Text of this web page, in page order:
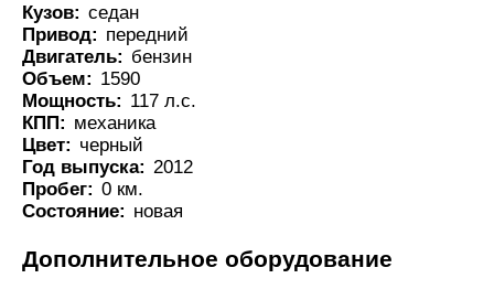
Кузов: седан
Привод: передний
Двигатель: бензин
Объем: 1590
Мощность: 117 л.с.
КПП: механика
Цвет: черный
Год выпуска: 2012
Пробег: 0 км.
Состояние: новая
Дополнительное оборудование